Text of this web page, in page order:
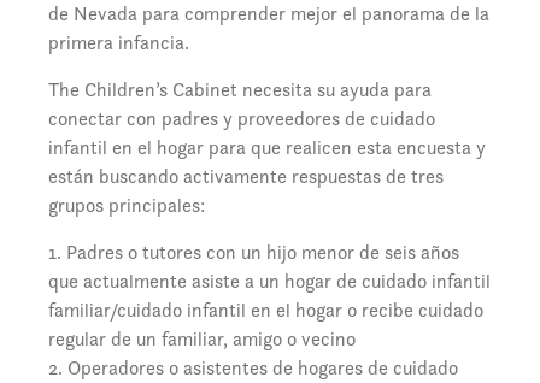
de Nevada para comprender mejor el panorama de la
primera infancia.
The Children’s Cabinet necesita su ayuda para
conectar con padres y proveedores de cuidado
infantil en el hogar para que realicen esta encuesta y
están buscando activamente respuestas de tres
grupos principales:
1. Padres o tutores con un hijo menor de seis años
que actualmente asiste a un hogar de cuidado infantil
familiar/cuidado infantil en el hogar o recibe cuidado
regular de un familiar, amigo o vecino
2. Operadores o asistentes de hogares de cuidado